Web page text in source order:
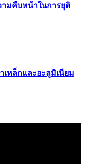
มคืบหน้าในการยุติ
เหล็กและอะลูมิเนียม